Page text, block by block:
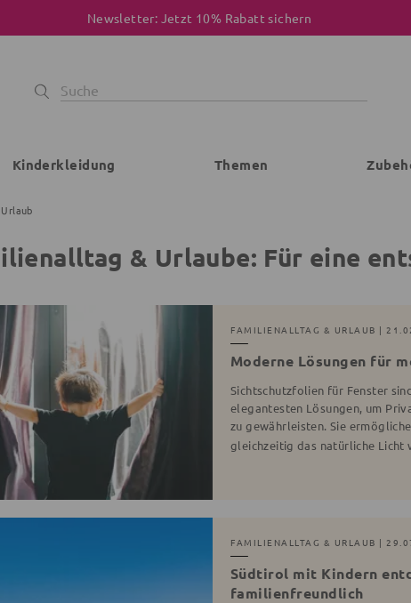
Newsletter: Jetzt 10% Rabatt sichern
Kinderkleidung Themen
& Urlaube: Für eine
FAMILIENALLTAG & URLAUB |
Moderne Lösungen für
Sichtschutzfolien für Fenster
elegantesten Lösungen, um
zu gewährleisten. Sie
gleichzeitig das natürliche Licht
FAMILIENALLTAG & URLAUB |
Südtirol mit Kindern
familienfreundlich